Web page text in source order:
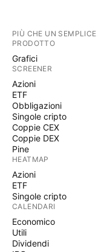
PIÙ CHE UN SEMPLICE
PRODOTTO
Grafici
SCREENER
Azioni
ETF
Obbligazioni
Singole cripto
Coppie CEX
Coppie DEX
Pine
HEATMAP
Azioni
ETF
Singole cripto
CALENDARI
Economico
Utili
Dividendi